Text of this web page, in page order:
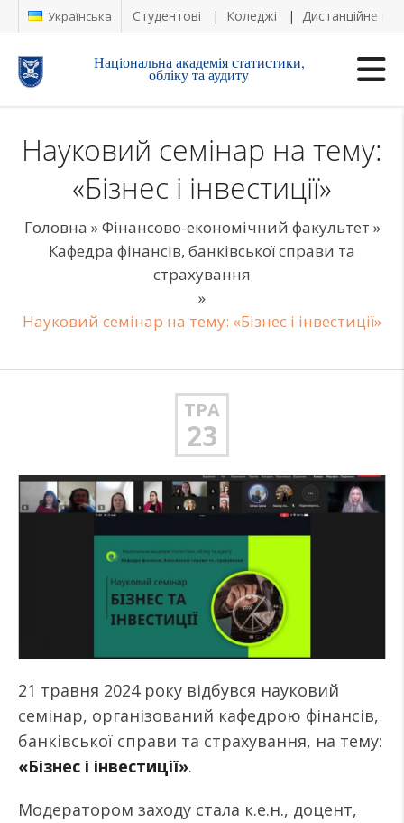
Українська Студентові Коледжі Дистанційне
Національна академія статистики,
обліку та аудиту
Науковий семінар на тему:
«Бізнес і інвестиції»
Головна »Фінансово-економічний факультет »
Кафедра фінансів, банківської справи та
страхування
»
Науковий семінар на тему: «Бізнес і інвестиції»
ТРА
23
21 травня 2024 року відбувся науковий
семінар, організований кафедрою фінансів,
банківської справи та страхування, на тему:
«Бізнес і інвестиції».
Модератором заходу стала к.е.н., доцент,